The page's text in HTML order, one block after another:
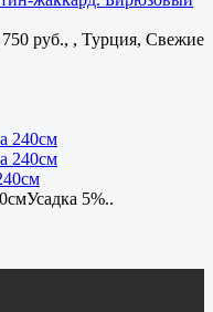
руб., , Турция, Свежие
5%..